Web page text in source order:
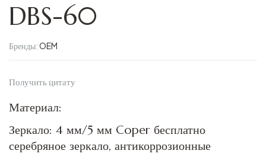
DBS-60
Бренды:OEM
Получить цитату
Материал:
Зеркало: 4 мм/5 мм Coper бесплатно
серебряное зеркало, антикоррозионные